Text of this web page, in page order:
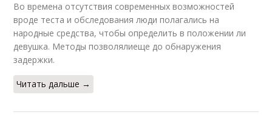
Во времена отсутствия современных возможностей
вроде теста и обследования люди полагались на
народные средства, чтобы определить в положении ли
девушка. Методы позволялиеще до обнаружения
задержки.
Читать дальше →